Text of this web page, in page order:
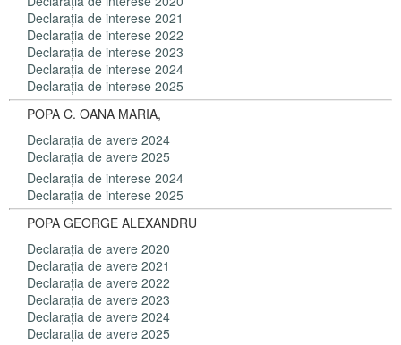
Declaraţia de interese 2021
Declaraţia de interese 2022
Declaraţia de interese 2023
Declaraţia de interese 2024
Declaraţia de interese 2025
POPA C. OANA MARIA,
Declaraţia de avere 2024
Declaraţia de avere 2025
Declaraţia de interese 2024
Declaraţia de interese 2025
POPA GEORGE ALEXANDRU
Declaraţia de avere 2020
Declaraţia de avere 2021
Declaraţia de avere 2022
Declaraţia de avere 2023
Declaraţia de avere 2024
Declaraţia de avere 2025